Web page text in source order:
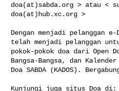
doa(at)sabda.org > atau <
doa(at)hub.xc.org >
Dengan menjadi pelanggan e-
telah menjadi pelanggan
pokok-pokok doa dari Open
Bangsa-Bangsa, dan Kalender
Doa SABDA (KADOS).
Kunjungi juga situs Doa di: